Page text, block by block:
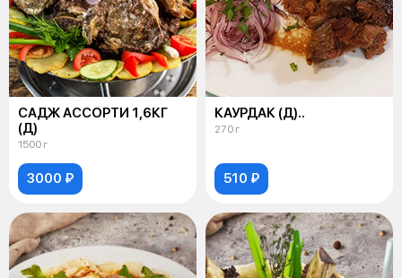
САДЖ АССОРТИ 1,6КГ
(Д)
1500 г
3000 ₽
КАУРДАК (Д)..
270 г
510 ₽